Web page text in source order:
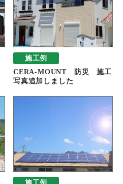
施工例
CERA-MOUNT 防災 施工
写真追加しました